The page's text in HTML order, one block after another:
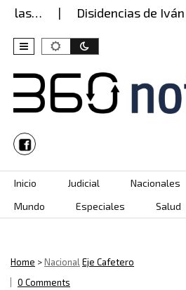
Disidencias de Iván
Skip to content
Inicio Judicial Nacionales
Mundo
Especiales Salud
Home >NacionalEje Cafetero
0 Comments